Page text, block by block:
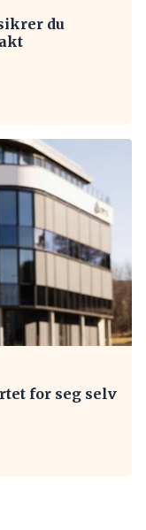
du
for seg selv